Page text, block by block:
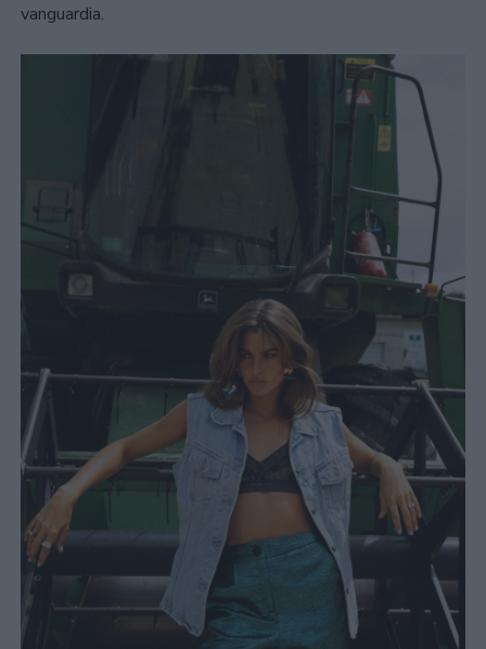
vanguardia.